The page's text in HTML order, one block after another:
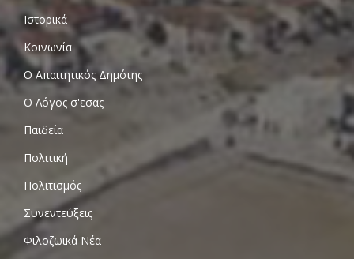
Ιστορικά
Κοινωνία
Ο Απαιτητικός Δημότης
Ο Λόγος σ'εσας
Παιδεία
Πολιτική
Πολιτισμός
Συνεντεύξεις
Φιλοζωικά Νέα